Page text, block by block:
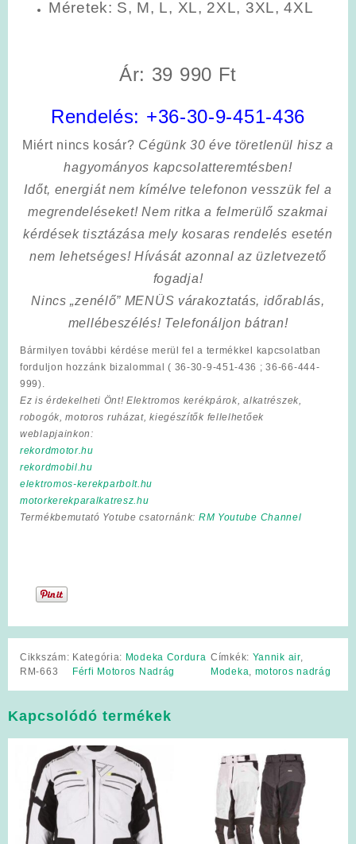
Méretek: S, M, L, XL, 2XL, 3XL, 4XL
Ár: 39 990 Ft
Rendelés: +36-30-9-451-436
Miért nincs kosár? Cégünk 30 éve töretlenül hisz a
hagyományos kapcsolatteremtésben!
Időt, energiát nem kímélvetelefonon vesszük fel a
megrendeléseket! Nem ritka a felmerülő szakmai
kérdések tisztázása mely kosaras rendelés esetén
nem lehetséges! Hívását azonnal az üzletvezető
fogadja!
Nincs „zenélő” MENÜS várakoztatás, időrablás,
mellébeszélés! Telefonáljon bátran!
Bármilyen további kérdése merül fel a termékkel kapcsolatban
forduljon hozzánk bizalommal ( 36-30-9-451-436 ; 36-66-444-
999).
Ez is érdekelheti Önt! Elektromos kerékpárok, alkatrészek,
robogók, motoros ruházat, kiegészítők fellelhetőek
weblapjainkon:
rekordmotor.hu
rekordmobil.hu
elektromos-kerekparbolt.hu
motorkerekparalkatresz.hu
Termékbemutató Yotube csatornánk: RM Youtube Channel
Cikkszám:
RM-663
Kategória: Modeka Cordura
Férfi Motoros Nadrág
Címkék: Yannik air,
Modeka, motoros nadrág
Kapcsolódó termékek